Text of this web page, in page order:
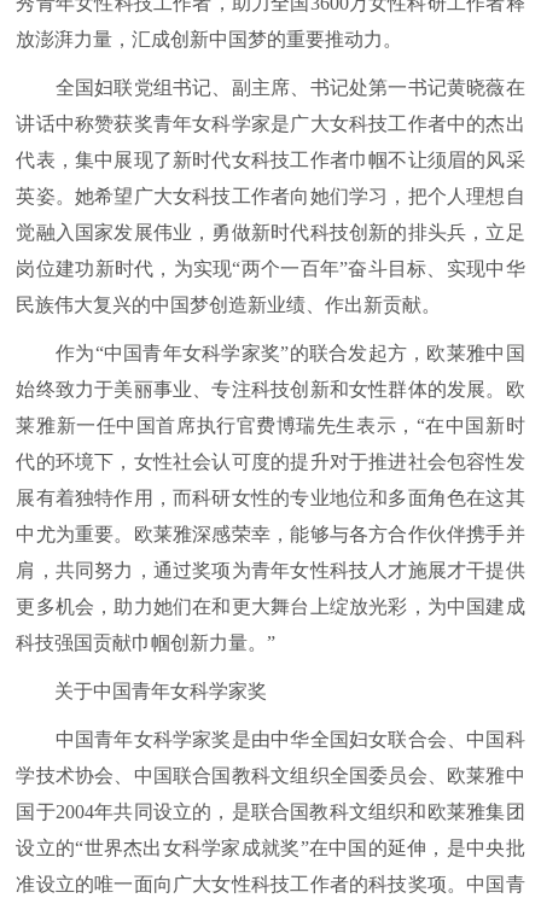
放澎湃力量，汇成创新中国梦的重要推动力。
全国妇联党组书记、副主席、书记处第一书记黄晓薇在
讲话中称赞获奖青年女科学家是广大女科技工作者中的杰出
代表，集中展现了新时代女科技工作者巾帼不让须眉的风采
英姿。她希望广大女科技工作者向她们学习，把个人理想自
觉融入国家发展伟业，勇做新时代科技创新的排头兵，立足
岗位建功新时代，为实现“两个一百年”奋斗目标、实现中华
民族伟大复兴的中国梦创造新业绩、作出新贡献。
作为“中国青年女科学家奖”的联合发起方，欧莱雅中国
始终致力于美丽事业、专注科技创新和女性群体的发展。欧
莱雅新一任中国首席执行官费博瑞先生表示，“在中国新时
代的环境下，女性社会认可度的提升对于推进社会包容性发
展有着独特作用，而科研女性的专业地位和多面角色在这其
中尤为重要。欧莱雅深感荣幸，能够与各方合作伙伴携手并
肩，共同努力，通过奖项为青年女性科技人才施展才干提供
更多机会，助力她们在和更大舞台上绽放光彩，为中国建成
科技强国贡献巾帼创新力量。”
关于中国青年女科学家奖
中国青年女科学家奖是由中华全国妇女联合会、中国科
学技术协会、中国联合国教科文组织全国委员会、欧莱雅中
国于2004年共同设立的，是联合国教科文组织和欧莱雅集团
设立的“世界杰出女科学家成就奖”在中国的延伸，是中央批
准设立的唯一面向广大女性科技工作者的科技奖项。中国青